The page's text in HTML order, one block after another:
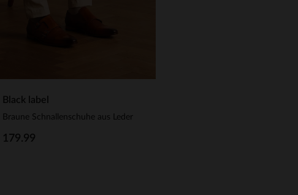
Black label
Braune Schnallenschuhe aus Leder
179.99